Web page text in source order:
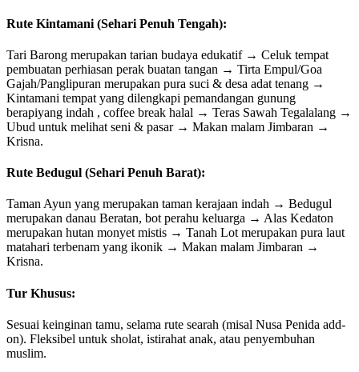
Rute Kintamani (Sehari Penuh Tengah):
Tari Barong merupakan tarian budaya edukatif → Celuk tempat
pembuatan perhiasan perak buatan tangan → Tirta Empul/Goa
Gajah/Panglipuran merupakan pura suci & desa adat tenang →
Kintamani tempat yang dilengkapi pemandangan gunung
berapiyang indah , coffee break halal → Teras Sawah Tegalalang →
Ubud untuk melihat seni & pasar → Makan malam Jimbaran →
Krisna.
Rute Bedugul (Sehari Penuh Barat):
Taman Ayun yang merupakan taman kerajaan indah → Bedugul
merupakan danau Beratan, bot perahu keluarga → Alas Kedaton
merupakan hutan monyet mistis → Tanah Lot merupakan pura laut
matahari terbenam yang ikonik → Makan malam Jimbaran →
Krisna.
Tur Khusus:
Sesuai keinginan tamu, selama rute searah (misal Nusa Penida add-
on). Fleksibel untuk sholat, istirahat anak, atau penyembuhan
muslim.